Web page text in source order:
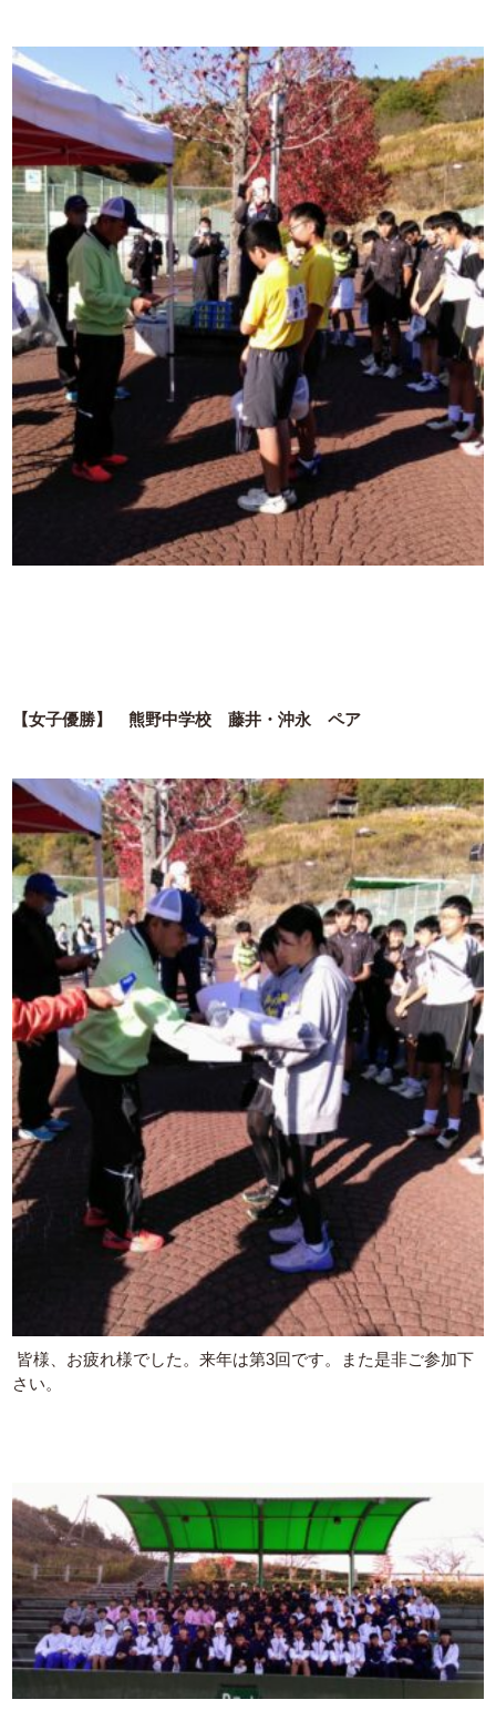
【女子優勝】 熊野中学校 藤井・沖永 ペア
皆様、お疲れ様でした。来年は第3回です。また是非ご参加下
さい。